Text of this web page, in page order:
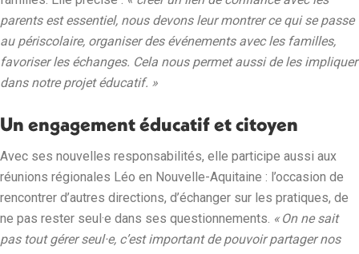
parents est essentiel, nous devons leur montrer ce qui se passe
au périscolaire, organiser des événements avec les familles,
favoriser les échanges. Cela nous permet aussi de les impliquer
dans notre projet éducatif. »
Un engagement éducatif et citoyen
Avec ses nouvelles responsabilités, elle participe aussi aux
réunions régionales Léo en Nouvelle-Aquitaine : l’occasion de
rencontrer d’autres directions, d’échanger sur les pratiques, de
ne pas rester seul·e dans ses questionnements. « On ne sait
pas tout gérer seul·e, c’est important de pouvoir partager nos